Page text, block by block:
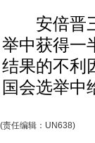
安倍晋三
举中获得一
结果的不利
国会选举中
(责任编辑：UN638)